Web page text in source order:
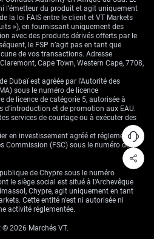
d’achat.
trouve en situation de backwardation
cours s’échangeant avec une prime
plus lointaines. Cette structure
des barils disponibles immédiatement.
spreads calendaires, en vendant le
un contrat différé afin de capter
la courbe demeure tendue.
l’émetteur du produit et agit uniquement
la loi FAIS entre le client et VT Markets
»), en fournissant uniquement des
avec des produits dérivés offerts par le
le FSP n’agit pas en tant que
de vos transactions. Adresse
Cape Town, Western Cape, 7708,
Dubaï est agréée par l'Autorité des
sous le numéro de licence
licence de catégorie 5, autorisée à
d'introduction et de promotion aux EAU.
services de courtage ou à exécuter des
en investissement agréé et réglementé
Commission (FSC) sous le numéro de
de Chypre sous le numéro
le siège social est situé à l'Archevêque
Chypre, agit uniquement en tant
Cette entité n'est ni autorisée ni
activité réglementée.
2026 Marchés VT.